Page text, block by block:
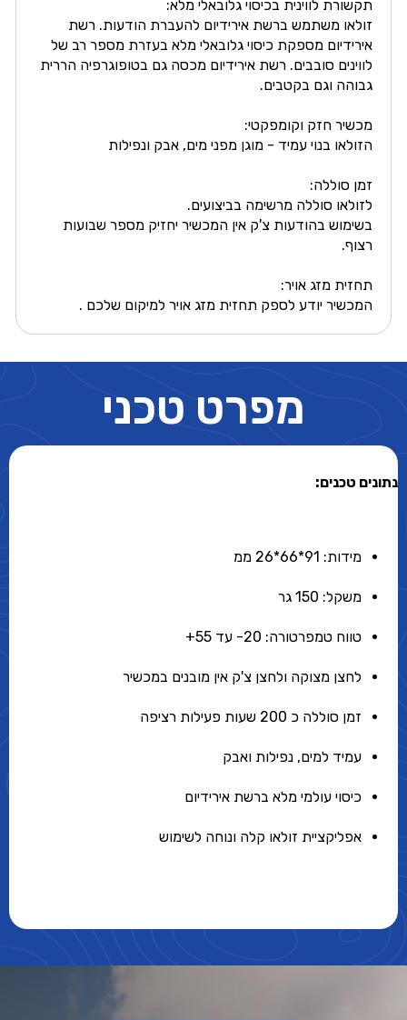
תקשורת לווינית בכיסוי גלובאלי מלא:
זולאו משתמש ברשת אירידיום להעברת הודעות. רשת
אירידיום מספקת כיסוי גלובאלי מלא בעזרת מספר רב של
לווינים סובבים. רשת אירידיום מכסה גם בטופוגרפיה הררית
גבוהה וגם בקטבים.
מכשיר חזק וקומפקטי:
הזולאו בנוי עמיד - מוגן מפני מים, אבק ונפילות
זמן סוללה:
לזולאו סוללה מרשימה בביצועים.
בשימוש בהודעות צ'ק אין המכשיר יחזיק מספר שבועות
רצוף.
תחזית מזג אויר:
המכשיר יודע לספק תחזית מזג אויר למיקום שלכם .
מפרט טכני
נתונים טכנים:
מידות: 91*66*26 ממ
משקל: 150 גר
טווח טמפרטורה: 20- עד 55+
לחצן מצוקה ולחצן צ'ק אין מובנים במכשיר
זמן סוללה כ 200 שעות פעילות רציפה
עמיד למים, נפילות ואבק
כיסוי עולמי מלא ברשת אירידיום
אפליקציית זולאו קלה ונוחה לשימוש